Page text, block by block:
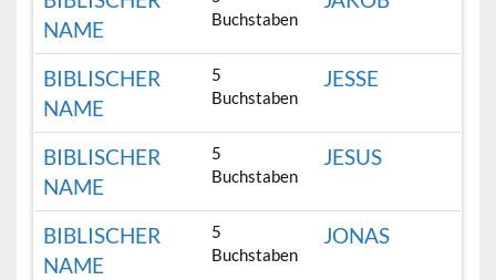
NAME
Buchstaben
BIBLISCHER
NAME
5
Buchstaben
JESSE
BIBLISCHER
NAME
5
Buchstaben
JESUS
BIBLISCHER
NAME
5
Buchstaben
JONAS